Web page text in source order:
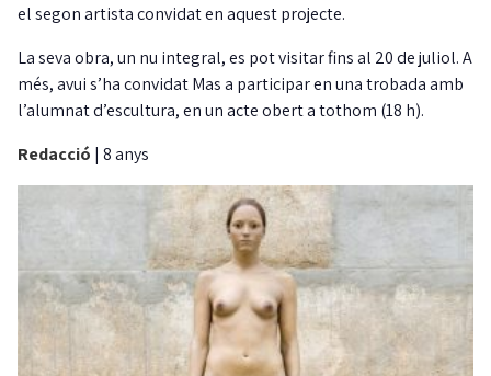
el segon artista convidat en aquest projecte.
La seva obra, un nu integral, es pot visitar fins al 20 de juliol. A
més, avui s’ha convidat Mas a participar en una trobada amb
l’alumnat d’escultura, en un acte obert a tothom (18 h).
Redacció | 8 anys